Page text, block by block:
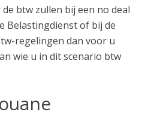
btw zullen bij een no deal
Belastingdienst of bij de
regelingen dan voor u
wie u in dit scenario btw